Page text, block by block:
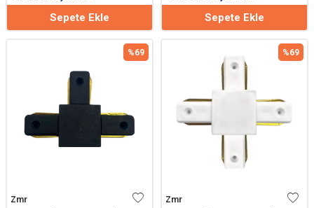
Sepete Ekle Sepete Ekle
%69
Zmr
%69
Zmr